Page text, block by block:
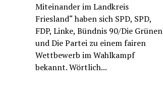
Miteinander im Landkreis
Friesland“ haben sich SPD, SPD,
FDP, Linke, Bündnis 90/Die Grünen
und Die Partei zu einem fairen
Wettbewerb im Wahlkampf
bekannt. Wörtlich...